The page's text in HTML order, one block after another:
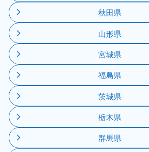
秋田県
山形県
宮城県
福島県
茨城県
栃木県
群馬県